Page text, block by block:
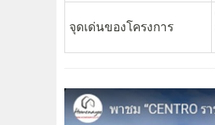
จุดเด่นของโครงการ